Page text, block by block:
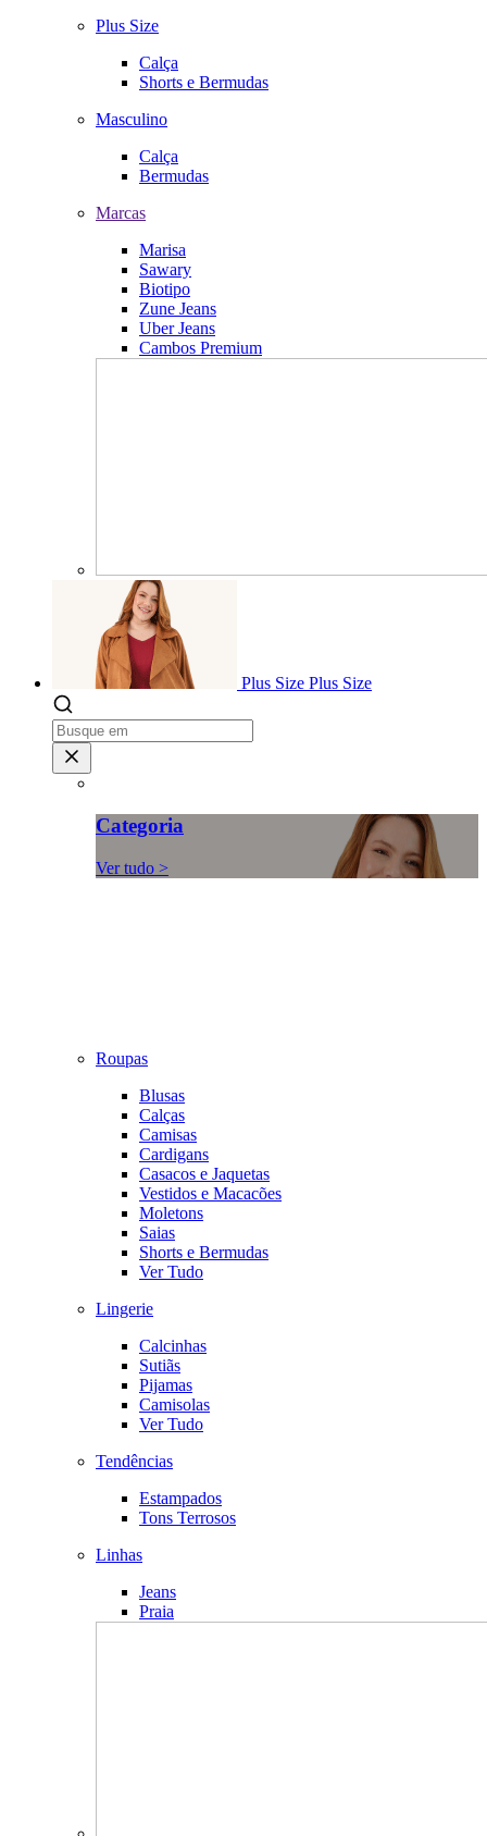
Plus Size
Calça
Shorts e Bermudas
Masculino
Calça
Bermudas
Marcas
Marisa
Sawary
Biotipo
Zune Jeans
Uber Jeans
Cambos Premium
Plus Size Plus Size
Categoria
Ver tudo >
Roupas
Blusas
Calças
Camisas
Cardigans
Casacos e Jaquetas
Vestidos e Macacões
Moletons
Saias
Shorts e Bermudas
Ver Tudo
Lingerie
Calcinhas
Sutiãs
Pijamas
Camisolas
Ver Tudo
Tendências
Estampados
Tons Terrosos
Linhas
Jeans
Praia